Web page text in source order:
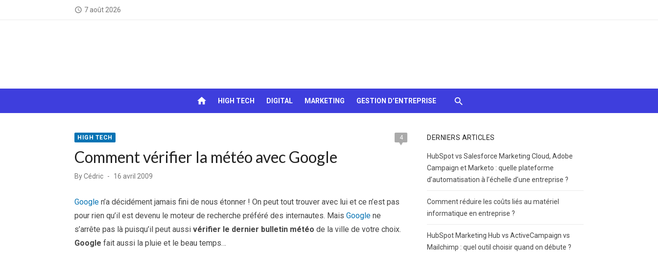
access_time 7 août 2026
chocolats…
home HIGH TECH DIGITAL MARKETING GESTION D’ENTREPRISE
HIGH TECH 4
Comment vérifier la météo avec Google
ByCédric
Posted
16 avril 2009
Google n’a décidément jamais fini de nous étonner ! On peut tout trouver avec lui et ce n’est pas
pour rien qu’il est devenu le moteur de recherche préféré des internautes. Mais Google ne
s’arrête pas là puisqu’il peut aussi vérifier le dernier bulletin météo de la ville de votre choix.
Google fait aussi la pluie et le beau temps…
DERNIERS ARTICLES
HubSpot vs Salesforce Marketing Cloud, Adobe
Campaign et Marketo : quelle plateforme
d’automatisation à l’échelle d’une entreprise ?
Comment réduire les coûts liés au matériel
informatique en entreprise ?
HubSpot Marketing Hub vs ActiveCampaign vs
Mailchimp : quel outil choisir quand on débute ?